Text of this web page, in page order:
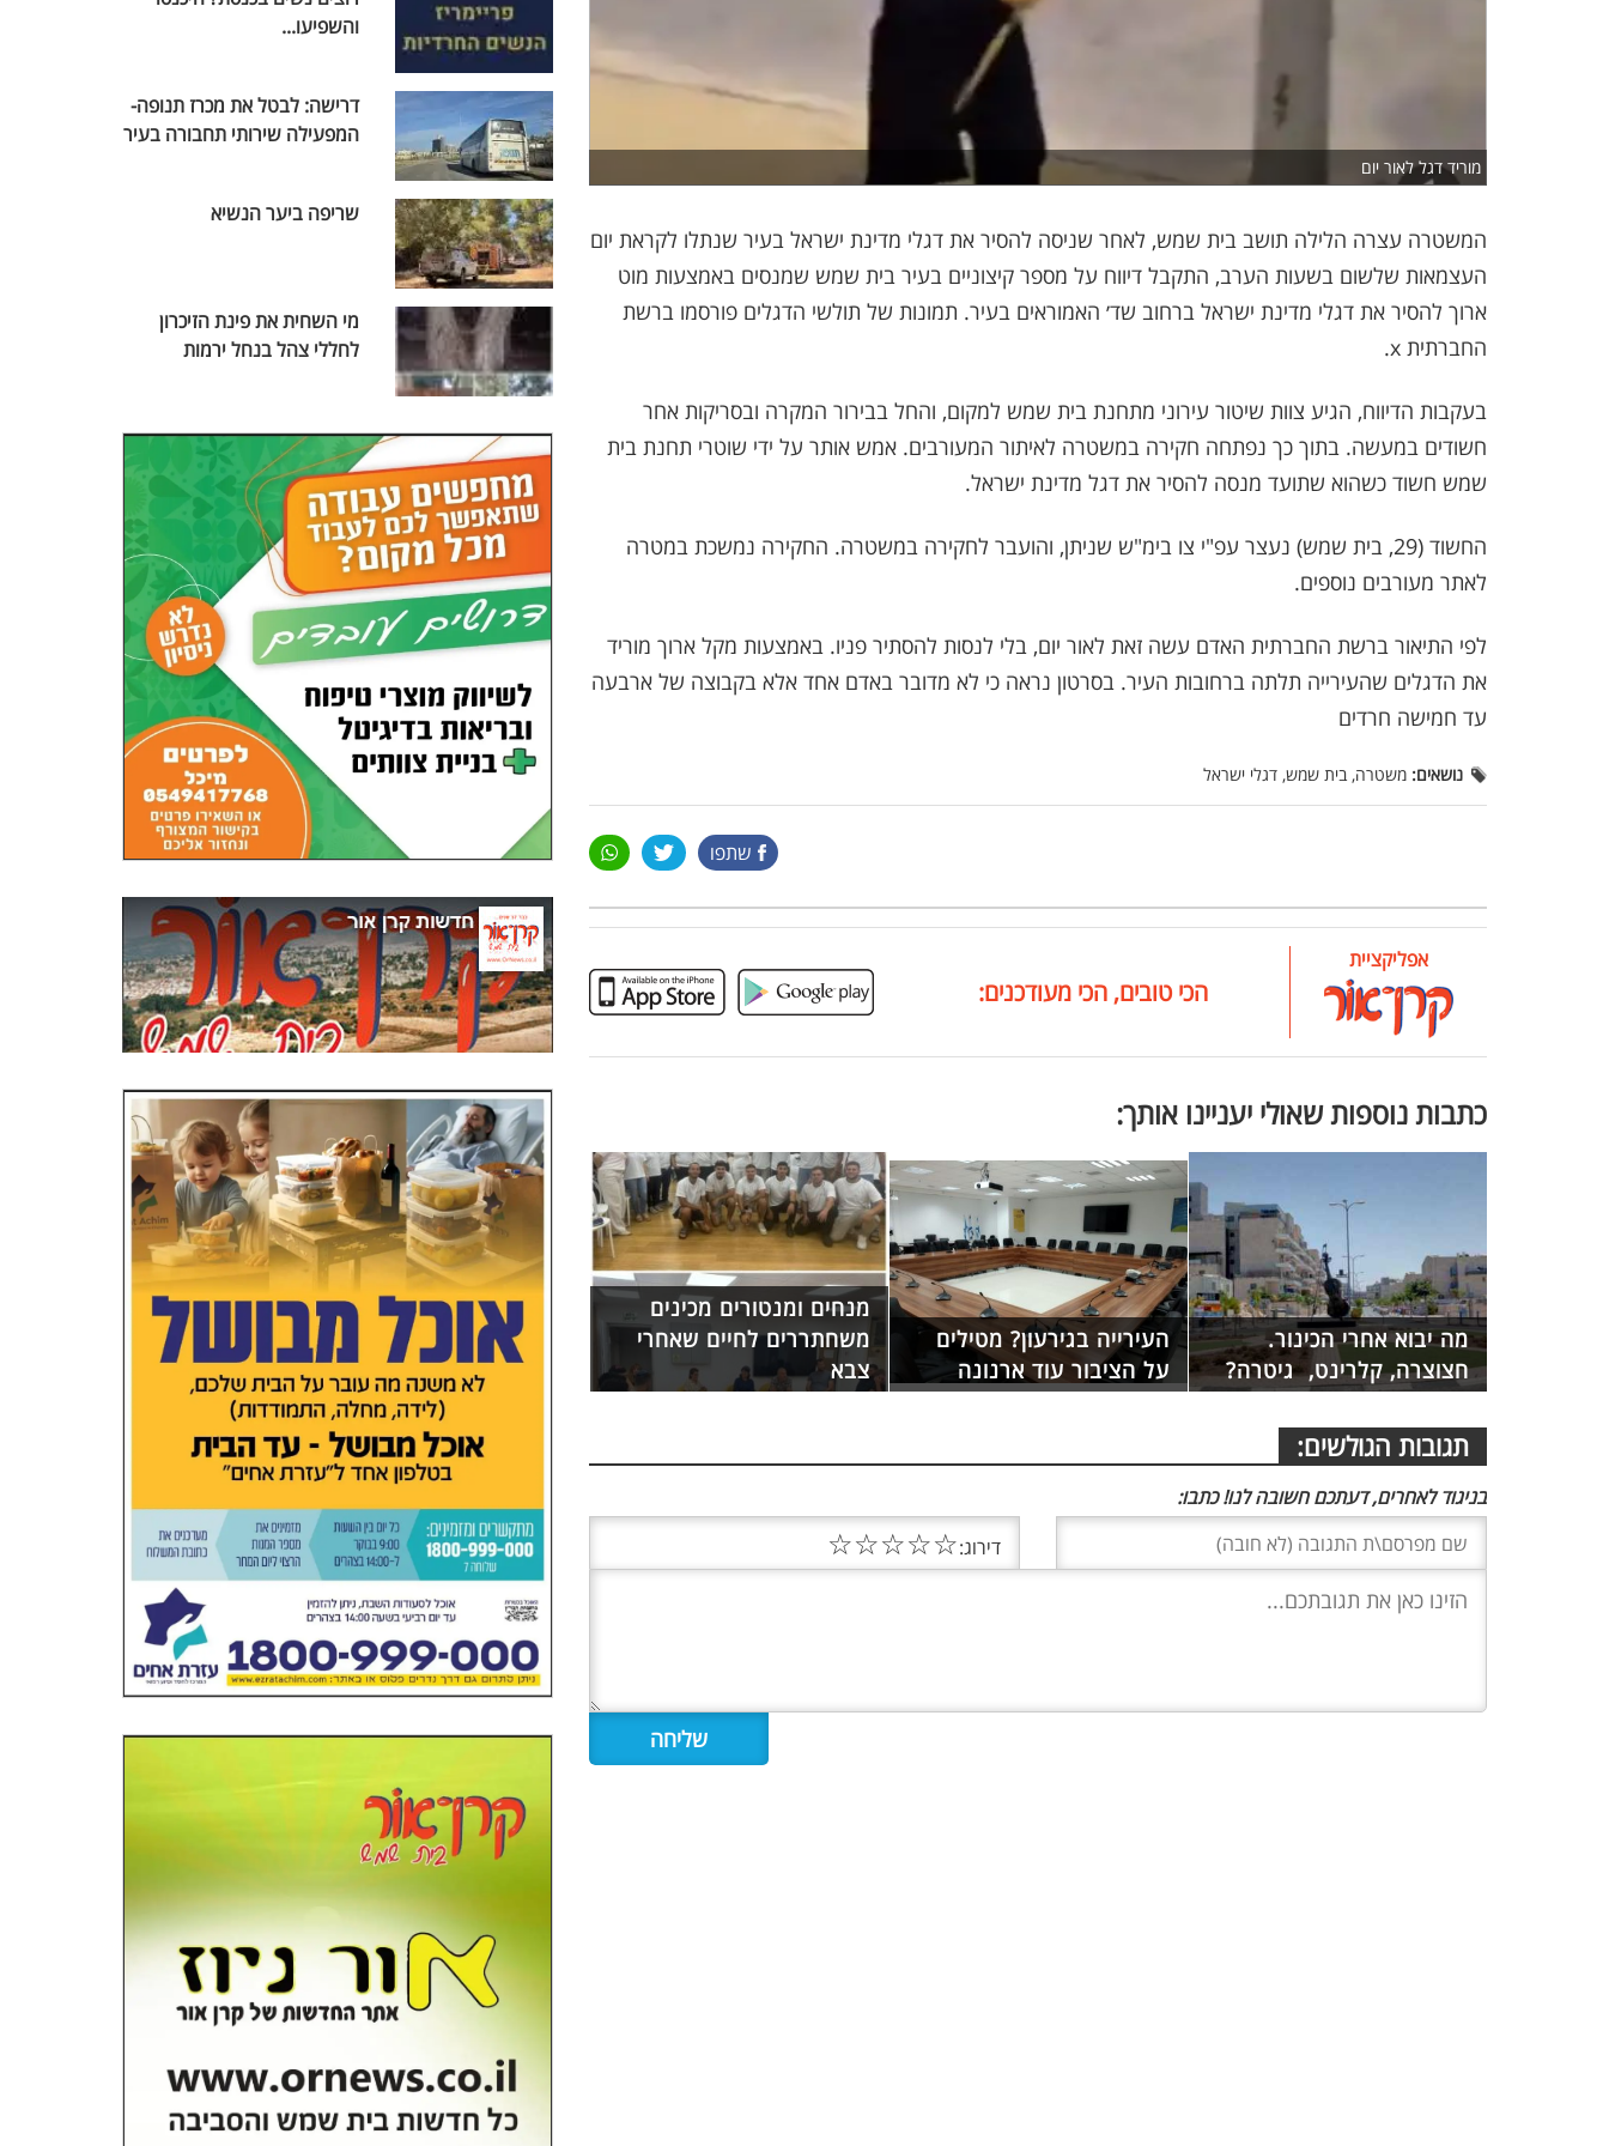
מוריד דגל לאור יום
המשטרה עצרה הלילה תושב בית שמש, לאחר שניסה להסיר את דגלי מדינת ישראל בעיר שנתלו לקראת יום
העצמאות שלשום בשעות הערב, התקבל דיווח על מספר קיצוניים בעיר בית שמש שמנסים באמצעות מוט
ארוך להסיר את דגלי מדינת ישראל ברחוב שד׳ האמוראים בעיר. תמונות של תולשי הדגלים פורסמו ברשת
החברתית x.
בעקבות הדיווח, הגיע צוות שיטור עירוני מתחנת בית שמש למקום, והחל בבירור המקרה ובסריקות אחר
חשודים במעשה. בתוך כך נפתחה חקירה במשטרה לאיתור המעורבים. אמש אותר על ידי שוטרי תחנת בית
שמש חשוד כשהוא שתועד מנסה להסיר את דגל מדינת ישראל.
החשוד (29, בית שמש) נעצר עפ"י צו בימ"ש שניתן, והועבר לחקירה במשטרה. החקירה נמשכת במטרה
לאתר מעורבים נוספים.
לפי התיאור ברשת החברתית האדם עשה זאת לאור יום, בלי לנסות להסתיר פניו. באמצעות מקל ארוך מוריד
את הדגלים שהעירייה תלתה ברחובות העיר. בסרטון נראה כי לא מדובר באדם אחד אלא בקבוצה של ארבעה
עד חמישה חרדים
נושאים: משטרה, בית שמש, דגלי ישראל
שתפו
אפליקציית
הכי טובים, הכי מעודכנים:
כתבות נוספות שאולי יעניינו אותך:
מה יבוא אחרי הכינור.
חצוצרה, קלרינט, גיטרה?
העירייה בגירעון? מטילים
על הציבור עוד ארנונה
מנחים ומנטורים מכינים
משחתררים לחיים שאחרי
צבא
תגובות הגולשים:
בניגוד לאחרים, דעתכם חשובה לנו! כתבו:
דירוג:☆
☆
☆
☆
☆
והשפיעו...
דרישה: לבטל את מכרז תנופה-
המפעילה שירותי תחבורה בעיר
שריפה ביער הנשיא
מי השחית את פינת הזיכרון
לחללי צהל בנחל ירמות